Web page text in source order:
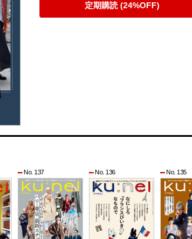
定期購読 (24%OFF)
No. 137 No. 136 No. 135